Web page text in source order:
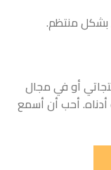
بشكل منتظم.
أو في مجال
أدناه. أحب أن أسمع